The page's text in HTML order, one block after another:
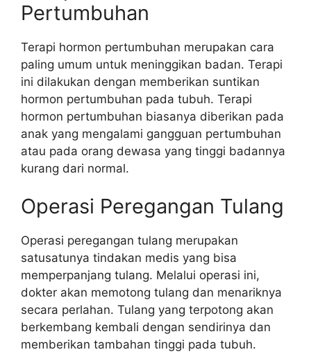
Pertumbuhan
Terapi hormon pertumbuhan merupakan cara
paling umum untuk meninggikan badan. Terapi
ini dilakukan dengan memberikan suntikan
hormon pertumbuhan pada tubuh. Terapi
hormon pertumbuhan biasanya diberikan pada
anak yang mengalami gangguan pertumbuhan
atau pada orang dewasa yang tinggi badannya
kurang dari normal.
Operasi Peregangan Tulang
Operasi peregangan tulang merupakan
satusatunya tindakan medis yang bisa
memperpanjang tulang. Melalui operasi ini,
dokter akan memotong tulang dan menariknya
secara perlahan. Tulang yang terpotong akan
berkembang kembali dengan sendirinya dan
memberikan tambahan tinggi pada tubuh.